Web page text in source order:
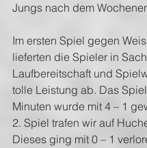
Jungs nach dem
Im ersten Spiel gegen
lieferten die Spieler in
Laufbereitschaft und
tolle Leistung ab. Das
Minuten wurde mit 4 – 1
2. Spiel trafen wir auf
Dieses ging mit 0 – 1